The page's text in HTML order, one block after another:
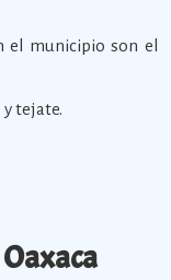
el municipio son el
tejate.